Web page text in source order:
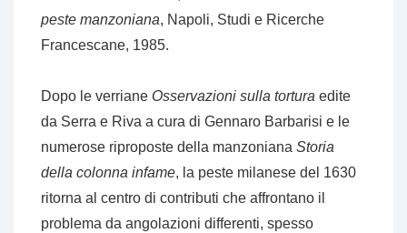
peste manzoniana, Napoli, Studi e Ricerche
Francescane, 1985.
Dopo le verriane Osservazioni sulla tortura edite
da Serra e Riva a cura di Gennaro Barbarisi e le
numerose riproposte della manzoniana Storia
della colonna infame, la peste milanese del 1630
ritorna al centro di contributi che affrontano il
problema da angolazioni differenti, spesso